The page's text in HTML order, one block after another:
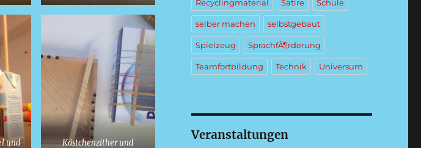
und
Kästchenzither und
Recyclingmaterial Satire Schule
selber machen selbstgebaut
Spielzeug SprachfÃ¶rderung
Teamfortbildung Technik Universum
Veranstaltungen